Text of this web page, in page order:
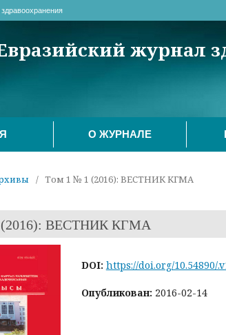
журнал
О ЖУРНАЛЕ
/ Том 1 № 1 (2016): ВЕСТНИК КГМА
ВЕСТНИК КГМА
DOI: https://doi.org/10.54890/
Опубликован: 2016-02-14